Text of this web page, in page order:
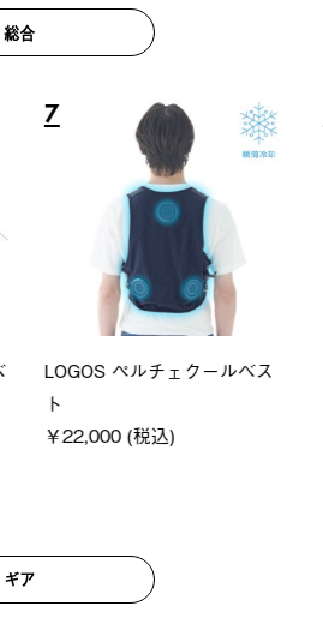
総合
7
LOGOS ペルチェクールベス
ト
￥22,000 (税込)
ギア